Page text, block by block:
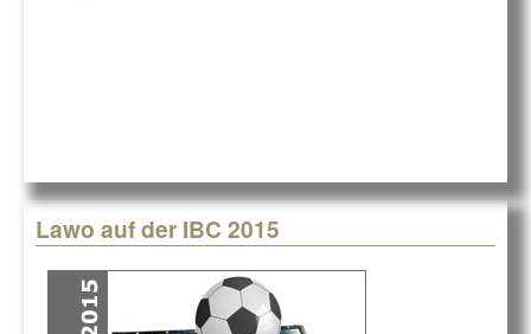
Lawo auf der IBC 2015